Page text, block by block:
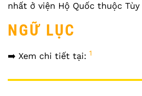
nhất ở viện Hộ Quốc thuộc Tùy
NGỮ LỤC
➡️ Xem chi tiết tại: 1